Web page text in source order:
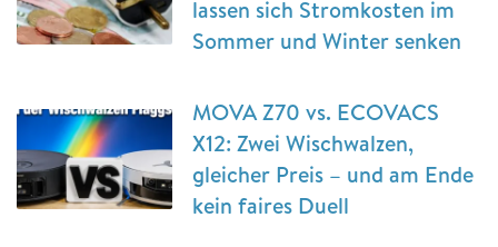
lassen sich Stromkosten im
Sommer und Winter senken
MOVA Z70 vs. ECOVACS
X12: Zwei Wischwalzen,
gleicher Preis – und am Ende
kein faires Duell